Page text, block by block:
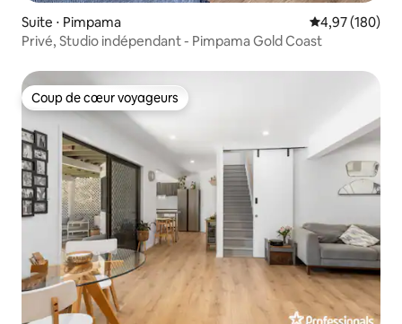
Suite ⋅ Pimpama Évaluation
4,97 (180)
Privé, Studio indépendant - Pimpama Gold Coast
Coup de cœur voyageurs
Coup de cœur voyageurs